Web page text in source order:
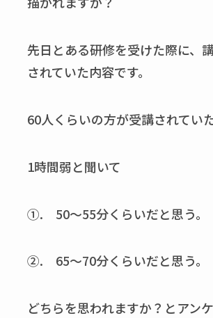
先日とある研修を受けた際に、
されていた内容です。
60人くらいの方が受講されてい
1時間弱と聞いて
①. 50～55分くらいだと思う。
②. 65～70分くらいだと思う。
どちらを思われますか？とアン